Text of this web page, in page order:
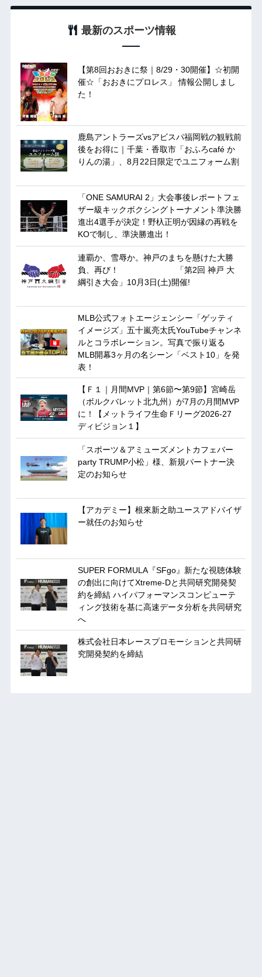
最新のスポーツ情報
【第8回おおきに祭｜8/29・30開催】☆初開
催☆「おおきにプロレス」 情報公開しまし
た！
鹿島アントラーズvsアビスパ福岡戦の観戦前
後をお得に｜千葉・香取市「おふろcafé か
りんの湯」、8月22日限定でユニフォーム割
「ONE SAMURAI 2」大会事後レポートフェ
ザー級キックボクシングトーナメント準決勝
進出4選手が決定！野杁正明が因縁の再戦を
KOで制し、準決勝進出！
連覇か、雪辱か。神戸のまちを懸けた大勝
負、再び！ 「第2回 神戸 大
綱引き大会」10月3日(土)開催!
MLB公式フォトエージェンシー「ゲッティ
イメージズ」五十嵐亮太氏YouTubeチャンネ
ルとコラボレーション。写真で振り返る
MLB開幕3ヶ月の名シーン「ベスト10」を発
表！
【Ｆ１｜月間MVP｜第6節〜第9節】宮崎岳
（ボルクバレット北九州）が7月の月間MVP
に！【メットライフ生命Ｆリーグ2026-27
ディビジョン１】
「スポーツ＆アミューズメントカフェバー
party TRUMP小松」様、新規パートナー決
定のお知らせ
【アカデミー】根來新之助ユースアドバイザ
ー就任のお知らせ
SUPER FORMULA『SFgo』新たな視聴体験
の創出に向けてXtreme-Dと共同研究開発契
約を締結 ハイパフォーマンスコンピューテ
ィング技術を基に⾼速データ分析を共同研究
へ
株式会社日本レースプロモーションと共同研
究開発契約を締結